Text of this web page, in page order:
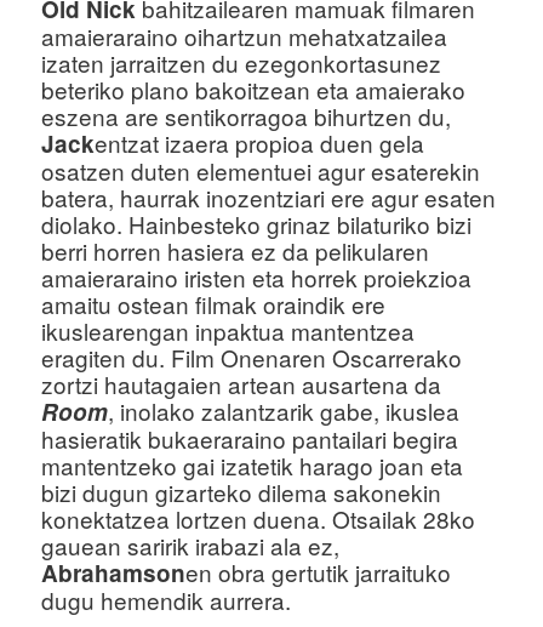
Old Nick bahitzailearen mamuak filmaren
amaieraraino oihartzun mehatxatzailea
izaten jarraitzen du ezegonkortasunez
beteriko plano bakoitzean eta amaierako
eszena are sentikorragoa bihurtzen du,
Jackentzat izaera propioa duen gela
osatzen duten elementuei agur esaterekin
batera, haurrak inozentziari ere agur esaten
diolako. Hainbesteko grinaz bilaturiko bizi
berri horren hasiera ez da pelikularen
amaieraraino iristen eta horrek proiekzioa
amaitu ostean filmak oraindik ere
ikuslearengan inpaktua mantentzea
eragiten du. Film Onenaren Oscarrerako
zortzi hautagaien artean ausartena da
Room, inolako zalantzarik gabe, ikuslea
hasieratik bukaeraraino pantailari begira
mantentzeko gai izatetik harago joan eta
bizi dugun gizarteko dilema sakonekin
konektatzea lortzen duena. Otsailak 28ko
gauean saririk irabazi ala ez,
Abrahamsonen obra gertutik jarraituko
dugu hemendik aurrera.